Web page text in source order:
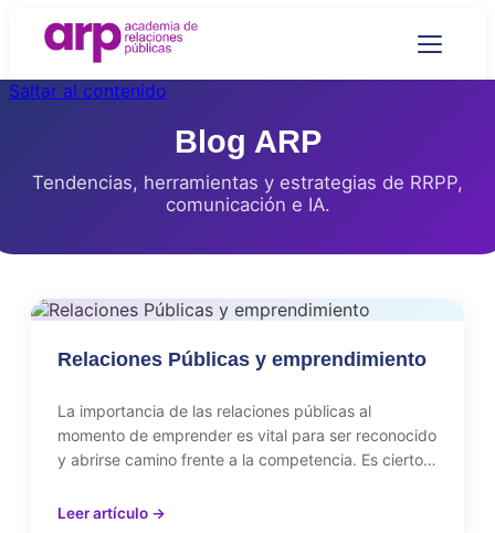
Saltar al contenido
Blog ARP
Tendencias, herramientas y estrategias de RRPP,
comunicación e IA.
Relaciones Públicas y emprendimiento
La importancia de las relaciones públicas al
momento de emprender es vital para ser reconocido
y abrirse camino frente a la competencia. Es cierto
verd...
Leer artículo →